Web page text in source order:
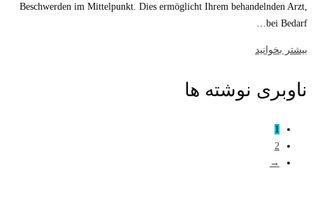
Beschwerden im Mittelpunkt. Dies ermöglicht Ihrem behandelnden Arzt,
bei Bedarf…
بیشتر بخوانید
ناوبری نوشته ها
1
2
→